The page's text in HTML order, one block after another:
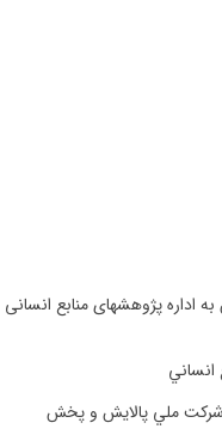
به اداره پژوهشهای منابع
شركت ملي پالايش و پخش